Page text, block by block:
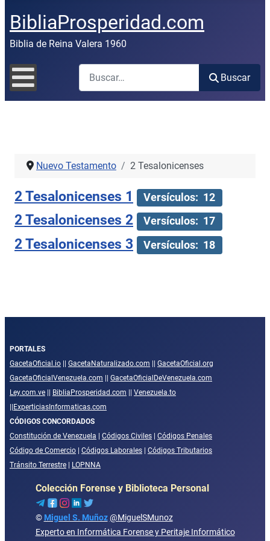
BibliaProsperidad.com
Biblia de Reina Valera 1960
Buscar
Buscar
Nuevo Testamento 2 Tesalonicenses
2 Tesalonicenses 1 Versículos: 12
2 Tesalonicenses 2 Versículos: 17
2 Tesalonicenses 3 Versículos: 18
PORTALES
GacetaOficial.io || GacetaNaturalizado.com || GacetaOficial.org
GacetaOficialVenezuela.com || GacetaOficialDeVenezuela.com
Ley.com.ve || BibliaProsperidad.com || Venezuela.to
||ExperticiasInformaticas.com
CÓDIGOS CONCORDADOS
Constitución de Venezuela | Códigos Civiles | Códigos Penales
Código de Comercio | Códigos Laborales | Códigos Tributarios
Tránsito Terrestre | LOPNNA
Colección Forense y Biblioteca Personal
© Miguel S. Muñoz @MiguelSMunoz
Experto en Informática Forense y Peritaje Informático